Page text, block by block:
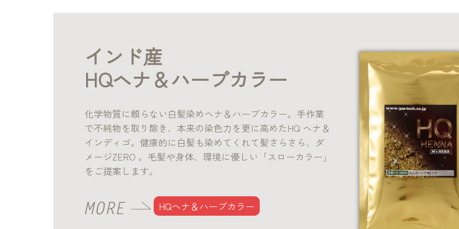
インド産
HQヘナ＆ハーブカラー
化学物質に頼らない白髪染めヘナ＆ハーブカラー。手作業
で不純物を取り除き、本来の染色力を更に高めたHQ ヘナ＆
インディゴ。健康的に白髪も染めてくれて髪さらさら、ダ
メージZERO 。毛髪や身体、環境に優しい「スローカラー」
をご提案します。
HQヘナ＆ハーブカラー